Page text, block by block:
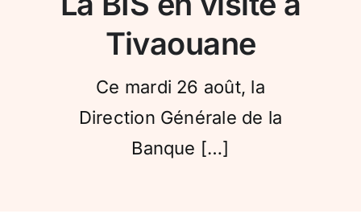
Particuliers
Tivaouane
Ce mardi 26 août, la
Direction Générale de la
Banque […]